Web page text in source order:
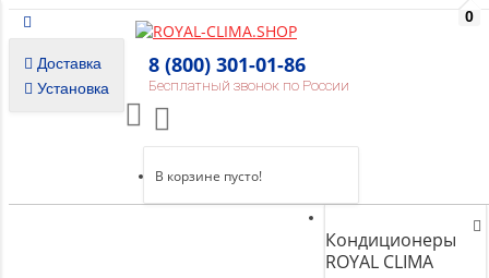
Доставка
Установка
8 (800) 301-01-86
Бесплатный звонок по России
0
В корзине пусто!
Кондиционеры
ROYAL CLIMA